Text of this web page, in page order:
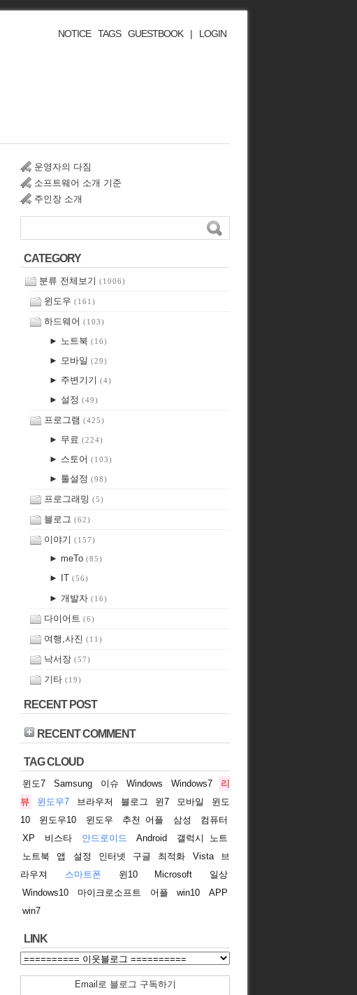
LOGIN
|
GUESTBOOK
TAGS
NOTICE
운영자의 다짐
소프트웨어 소개 기준
주인장 소개
CATEGORY
분류 전체보기 (1006)
윈도우 (161)
하드웨어 (103)
► 노트북 (16)
► 모바일 (29)
► 주변기기 (4)
► 설정 (49)
프로그램 (425)
► 무료 (224)
► 스토어 (103)
► 툴설정 (98)
프로그래밍 (5)
블로그 (62)
이야기 (157)
► meTo (85)
► IT (56)
► 개발자 (16)
다이어트 (6)
여행,사진 (11)
낙서장 (57)
기타 (19)
RECENT POST
RECENT COMMENT
TAG CLOUD
윈도7 Samsung 이슈 Windows Windows7
리
뷰
윈도우7 브라우저 블로그 윈7 모바일
윈도
10
윈도우10 윈도우 추천 어플 삼성
컴퓨터
XP
비스타 안드로이드 Android
갤럭시 노트
노트북
앱 설정 인터넷 구글 최적화 Vista
브
라우져
스마트폰 윈10 Microsoft
일상
Windows10
마이크로소프트 어플 win10
APP
win7
LINK
Email로 블로그 구독하기